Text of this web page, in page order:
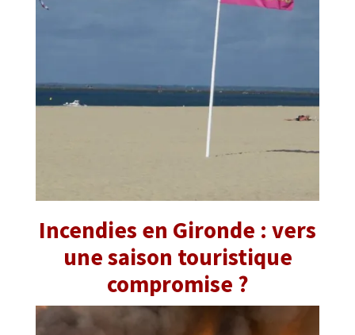
Incendies en Gironde : vers
une saison touristique
compromise ?